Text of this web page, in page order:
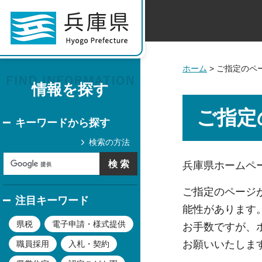
情報を探す
キーワードから探す
検索の方法
注目キーワード
県税 電子申請・様式提供
職員採用 入札・契約
ホーム > ご指定のペ
ご指
兵庫県ホームペ
ご指定のページ
能性があります
お手数ですが、
お願いいたしま